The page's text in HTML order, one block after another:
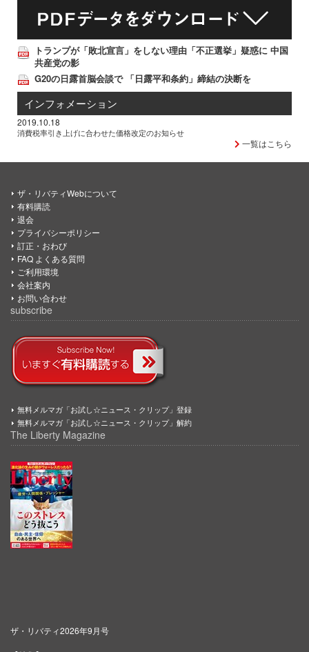
トランプが「敗北宣言」をしない理由「不正選挙」疑惑に 中国
共産党の影
G20の日露首脳会談で 「日露平和条約」締結の決断を
インフォメーション
2019.10.18
消費税率引き上げに合わせた価格改定のお知らせ
一覧はこちら
ザ・リバティWebについて
有料購読
退会
プライバシーポリシー
訂正・おわび
FAQ よくある質問
ご利用環境
会社案内
お問い合わせ
subscribe
無料メルマガ「お試し☆ニュース・クリップ」登録
無料メルマガ「お試し☆ニュース・クリップ」解約
The Liberty Magazine
ザ・リバティ2026年9月号